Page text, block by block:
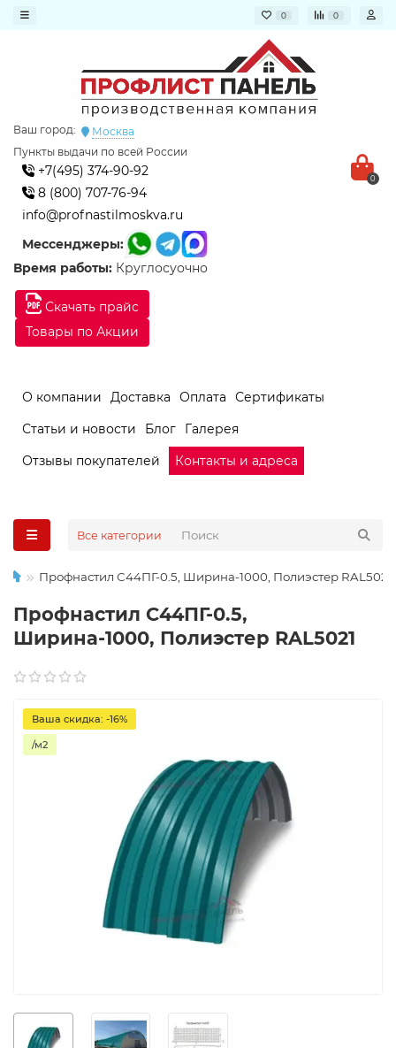
0 0
Скачать прайс
Товары по Акции
Ваш город:
Москва
Пункты выдачи по всей России
+7(495) 374-90-92
8 (800) 707-76-94
info@profnastilmoskva.ru
Мессенджеры:
Время работы: Круглосуочно
0
О компании Доставка Оплата
Сертификаты
Статьи и новости
Блог
Галерея
Отзывы покупателей
Контакты и адреса
Все категории
Профнастил С44ПГ-0.5, Ширина-1000, Полиэстер RAL5021
Профнастил С44ПГ-0.5,
Ширина-1000, Полиэстер RAL5021
Ваша скидка: -16%
/м2